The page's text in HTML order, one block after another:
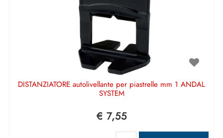
DISTANZIATORE autolivellante per piastrelle mm 1 ANDAL
SYSTEM
€ 7,55